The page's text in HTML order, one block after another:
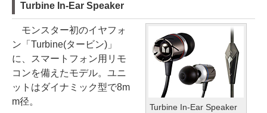
Turbine In-Ear Speaker
Turbine In-Ear Speaker
モンスター初のイヤフォ
ン「Turbine(タービン)」
に、スマートフォン用リモ
コンを備えたモデル。ユニ
ットはダイナミック型で8m
m径。